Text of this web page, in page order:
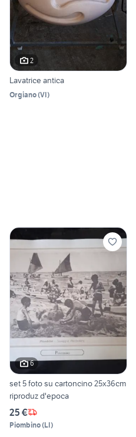
2
Lavatrice antica
Orgiano(VI)
6
set 5 foto su cartoncino 25x36cm
riproduz d'epoca
25 €
Piombino(LI)